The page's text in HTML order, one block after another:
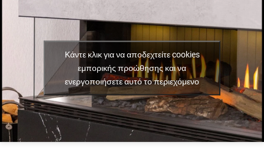
Κάντε κλικ για να αποδεχτείτε cookies
εμπορικής προώθησης και να
ενεργοποιήσετε αυτό το περιεχόμενο